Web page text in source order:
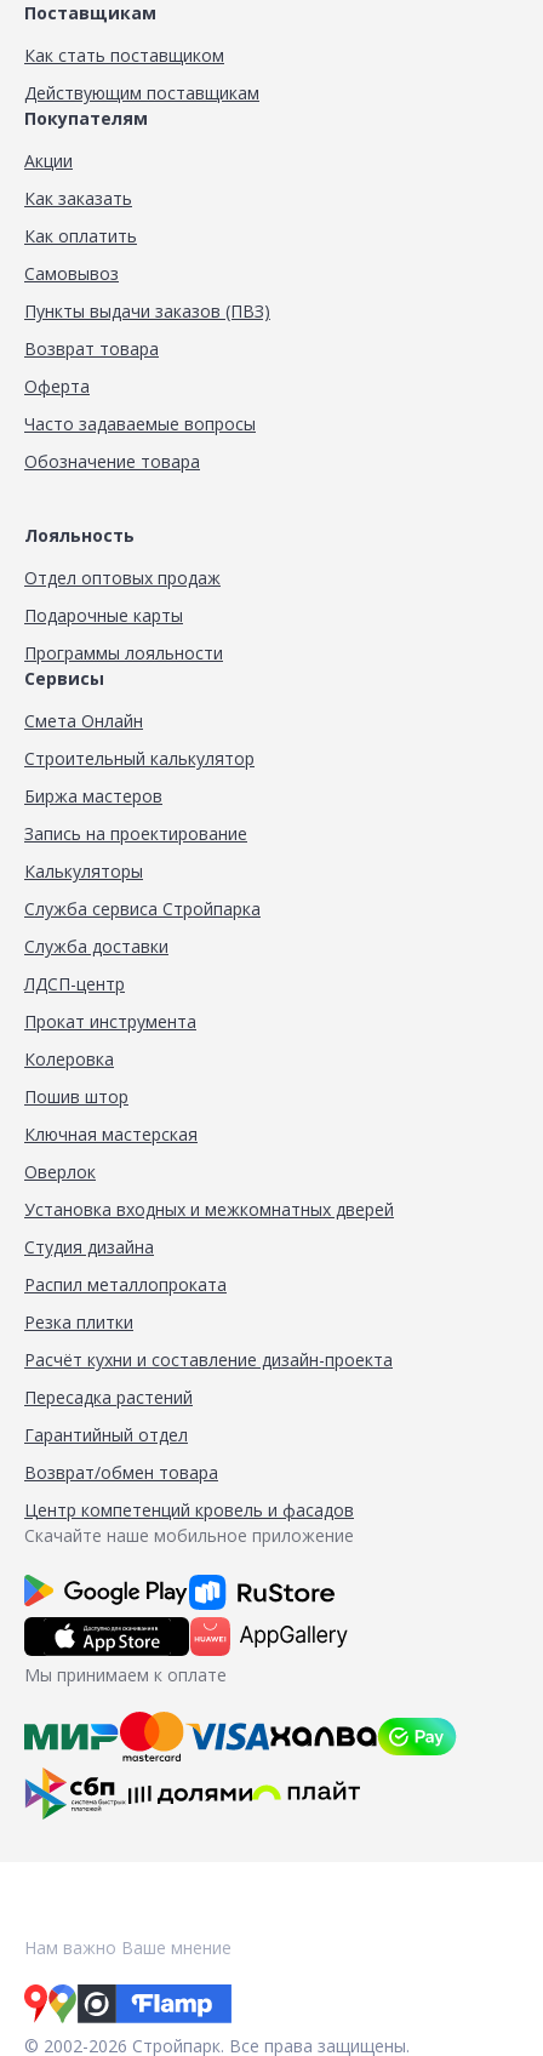
Поставщикам
Как стать поставщиком
Действующим поставщикам
Покупателям
Акции
Как заказать
Как оплатить
Самовывоз
Пункты выдачи заказов (ПВЗ)
Возврат товара
Оферта
Часто задаваемые вопросы
Обозначение товара
Лояльность
Отдел оптовых продаж
Подарочные карты
Программы лояльности
Сервисы
Смета Онлайн
Строительный калькулятор
Биржа мастеров
Запись на проектирование
Калькуляторы
Служба сервиса Стройпарка
Служба доставки
ЛДСП-центр
Прокат инструмента
Колеровка
Пошив штор
Ключная мастерская
Оверлок
Установка входных и межкомнатных дверей
Студия дизайна
Распил металлопроката
Резка плитки
Расчёт кухни и составление дизайн-проекта
Пересадка растений
Гарантийный отдел
Возврат/обмен товара
Центр компетенций кровель и фасадов
Скачайте наше мобильное приложение
Мы принимаем к оплате
Нам важно Ваше мнение
© 2002-2026 Стройпарк. Все права защищены.